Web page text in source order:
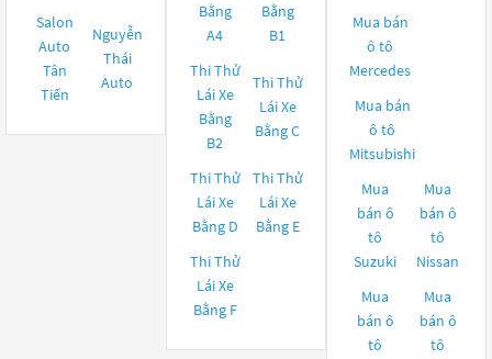
Salon
Auto
Tân
Tiến
Nguyễn
Thái
Auto
Bằng
A4
Bằng
B1
Thi Thử
Lái Xe
Bằng
B2
Thi Thử
Lái Xe
Bằng C
Thi Thử
Lái Xe
Bằng D
Thi Thử
Lái Xe
Bằng E
Thi Thử
Lái Xe
Bằng F
Mua bán
ô tô
Mercedes
Mua bán
ô tô
Mitsubishi
Mua
bán ô
tô
Suzuki
Mua
bán ô
tô
Nissan
Mua
bán ô
tô
Mua
bán ô
tô